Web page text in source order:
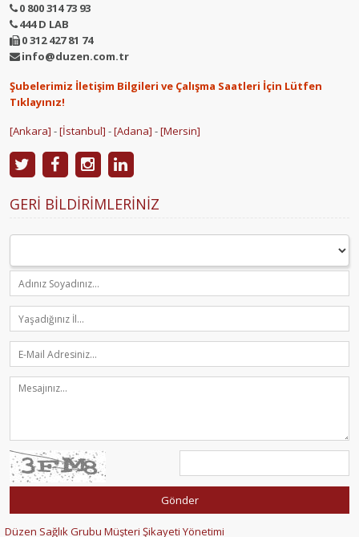
0 800 314 73 93
444 D LAB
0 312 427 81 74
info@duzen.com.tr
Şubelerimiz İletişim Bilgileri ve Çalışma Saatleri İçin Lütfen
Tıklayınız!
[Ankara] -[İstanbul] -[Adana] -[Mersin]
GERI BILDIRIMLERINIZ
Düzen Sağlık Grubu Müşteri Şikayeti Yönetimi